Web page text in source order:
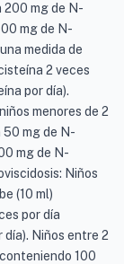
200 mg de N-
mg de N-
medida de
2 veces
por día).
menores de 2
50 mg de N-
mg de N-
Niños
(10 ml)
por día
Niños entre 2
100